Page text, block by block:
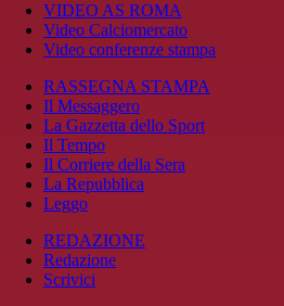
VIDEO AS ROMA
Video Calciomercato
Video conferenze stampa
RASSEGNA STAMPA
Il Messaggero
La Gazzetta dello Sport
Il Tempo
Il Corriere della Sera
La Repubblica
Leggo
REDAZIONE
Redazione
Scrivici